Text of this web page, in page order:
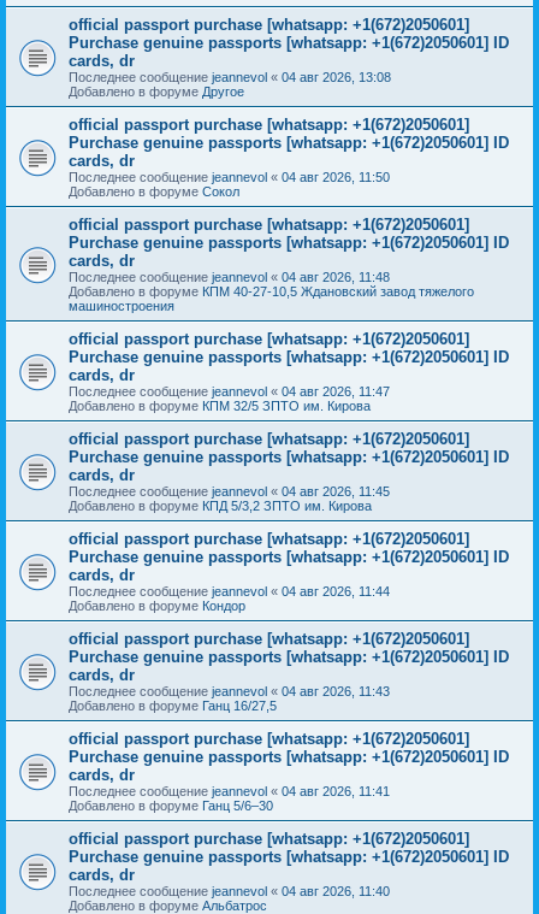
official passport purchase [whatsapp: +1(672)2050601]
Purchase genuine passports [whatsapp: +1(672)2050601] ID
cards, dr
Последнее сообщение jeannevol « 04 авг 2026, 13:08
Добавлено в форуме Другое
official passport purchase [whatsapp: +1(672)2050601]
Purchase genuine passports [whatsapp: +1(672)2050601] ID
cards, dr
Последнее сообщение jeannevol « 04 авг 2026, 11:50
Добавлено в форуме Сокол
official passport purchase [whatsapp: +1(672)2050601]
Purchase genuine passports [whatsapp: +1(672)2050601] ID
cards, dr
Последнее сообщение jeannevol « 04 авг 2026, 11:48
Добавлено в форуме КПМ 40-27-10,5 Ждановский завод тяжелого
машиностроения
official passport purchase [whatsapp: +1(672)2050601]
Purchase genuine passports [whatsapp: +1(672)2050601] ID
cards, dr
Последнее сообщение jeannevol « 04 авг 2026, 11:47
Добавлено в форуме КПМ 32/5 ЗПТО им. Кирова
official passport purchase [whatsapp: +1(672)2050601]
Purchase genuine passports [whatsapp: +1(672)2050601] ID
cards, dr
Последнее сообщение jeannevol « 04 авг 2026, 11:45
Добавлено в форуме КПД 5/3,2 ЗПТО им. Кирова
official passport purchase [whatsapp: +1(672)2050601]
Purchase genuine passports [whatsapp: +1(672)2050601] ID
cards, dr
Последнее сообщение jeannevol « 04 авг 2026, 11:44
Добавлено в форуме Кондор
official passport purchase [whatsapp: +1(672)2050601]
Purchase genuine passports [whatsapp: +1(672)2050601] ID
cards, dr
Последнее сообщение jeannevol « 04 авг 2026, 11:43
Добавлено в форуме Ганц 16/27,5
official passport purchase [whatsapp: +1(672)2050601]
Purchase genuine passports [whatsapp: +1(672)2050601] ID
cards, dr
Последнее сообщение jeannevol « 04 авг 2026, 11:41
Добавлено в форуме Ганц 5/6–30
official passport purchase [whatsapp: +1(672)2050601]
Purchase genuine passports [whatsapp: +1(672)2050601] ID
cards, dr
Последнее сообщение jeannevol « 04 авг 2026, 11:40
Добавлено в форуме Альбатрос